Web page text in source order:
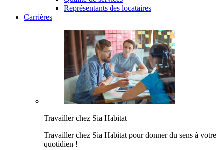
Représentants des locataires
Carrières
Travailler chez Sia Habitat
Travailler chez Sia Habitat pour donner du sens à votre
quotidien !